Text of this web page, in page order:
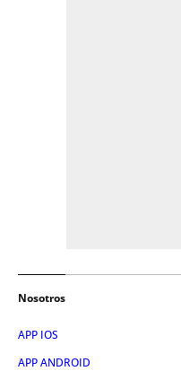
Nosotros
APP IOS
APP ANDROID